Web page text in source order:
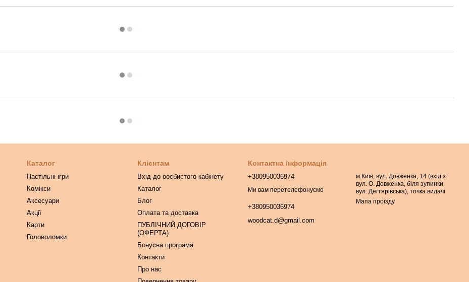
Каталог
Настільні ігри
Комікси
Аксесуари
Акції
Карти
Головоломки
Клієнтам
Вхід до оосбистого кабінету
Каталог
Блог
Оплата та доставка
ПУБЛІЧНИЙ ДОГОВІР
(ОФЕРТА)
Бонусна програма
Контакти
Про нас
Контактна інформація
+380950036974
Ми вам перетелефонуємо
+380950036974
woodcat.d@gmail.com
м.Київ, вул. Довженка, 14 (вхід з
вул. О. Довженка, біля зупинки
вул. Дегтярівська), точка видачі
Мапа проїзду